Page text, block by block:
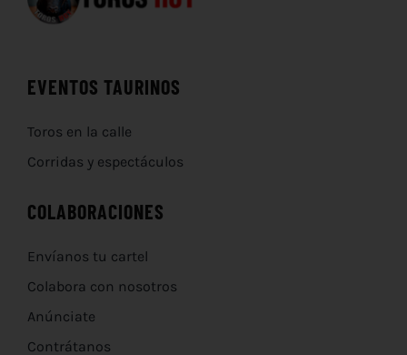
EVENTOS TAURINOS
Toros en la calle
Corridas y espectáculos
COLABORACIONES
Envíanos tu cartel
Colabora con nosotros
Anúnciate
Contrátanos